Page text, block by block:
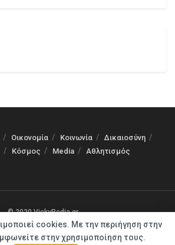
Οικονομία Κοινωνία
Δικαιοσύνη
Κόσμος Media Αθλητισμός
© 2020 VickyPedia.gr
cookies. Με την περιήγηση στην
στην χρησιμοποίηση τους.